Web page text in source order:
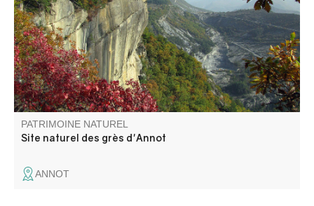
histoire plurimillénaire. Dominant le village, une superficie
de 150 ha est désormais classée Espace Naturel
Sensible.
PATRIMOINE NATUREL
Site naturel des grès d'Annot
ANNOT